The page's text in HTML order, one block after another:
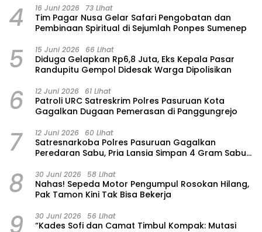
4 16 Juni 2026 73 Lihat
Tim Pagar Nusa Gelar Safari Pengobatan dan
Pembinaan Spiritual di Sejumlah Ponpes Sumenep
5 15 Juni 2026 66 Lihat
‎Diduga Gelapkan Rp6,8 Juta, Eks Kepala Pasar
Randupitu Gempol Didesak Warga Dipolisikan
6 12 Juni 2026 61 Lihat
Patroli URC Satreskrim Polres Pasuruan Kota
Gagalkan Dugaan Pemerasan di Panggungrejo
7 12 Juni 2026 60 Lihat
Satresnarkoba Polres Pasuruan Gagalkan
Peredaran Sabu, Pria Lansia Simpan 4 Gram Sabu
8 30 Juni 2026 58 Lihat
‎Nahas! Sepeda Motor Pengumpul Rosokan Hilang,
Pak Tamon Kini Tak Bisa Bekerja
9 30 Juni 2026 56 Lihat
“Kades Sofi dan Camat Timbul Kompak: Mutasi